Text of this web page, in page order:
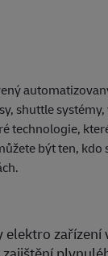
shuttle
technologie,
být ten, kdo
elektro zařízení